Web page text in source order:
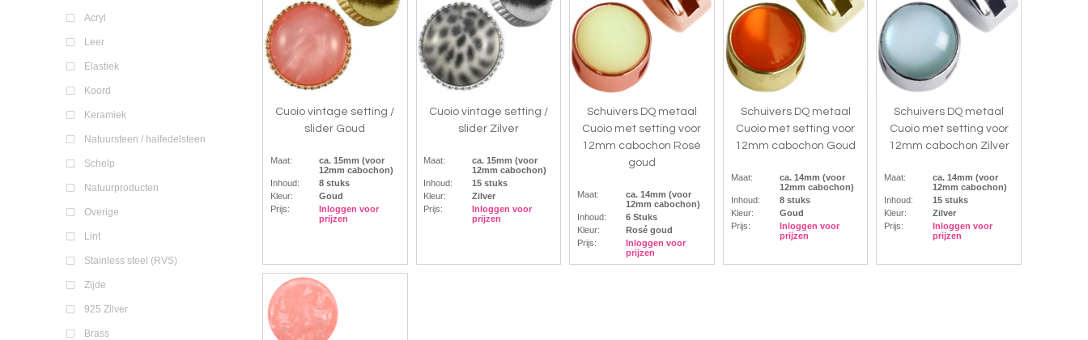
Acryl
Leer
Elastiek
Koord
Keramiek
Natuursteen / halfedelsteen
Schelp
Natuurproducten
Overige
Lint
Stainless steel (RVS)
Zijde
925 Zilver
Brass
Cuoio vintage setting /
slider Goud
Maat:
ca. 15mm (voor
12mm cabochon)
Inhoud:
8 stuks
Kleur:
Goud
Prijs:
Inloggen voor
prijzen
Cuoio vintage setting /
slider Zilver
Maat:
ca. 15mm (voor
12mm cabochon)
Inhoud:
15 stuks
Kleur:
Zilver
Prijs:
Inloggen voor
prijzen
Schuivers DQ metaal
Cuoio met setting voor
12mm cabochon Rosé
goud
Maat:
ca. 14mm (voor
12mm cabochon)
Inhoud:
6 Stuks
Kleur:
Rosé goud
Prijs:
Inloggen voor
prijzen
Schuivers DQ metaal
Cuoio met setting voor
12mm cabochon Goud
Maat:
ca. 14mm (voor
12mm cabochon)
Inhoud:
8 stuks
Kleur:
Goud
Prijs:
Inloggen voor
prijzen
Schuivers DQ metaal
Cuoio met setting voor
12mm cabochon Zilver
Maat:
ca. 14mm (voor
12mm cabochon)
Inhoud:
15 stuks
Kleur:
Zilver
Prijs:
Inloggen voor
prijzen